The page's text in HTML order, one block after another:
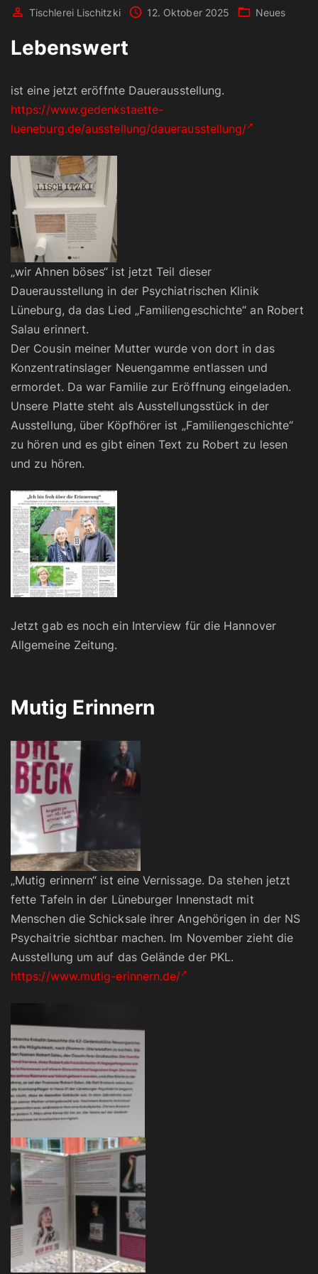
Tischlerei Lischitzki 12. Oktober 2025 Neues
Lebenswert
ist eine jetzt eröffnte Dauerausstellung.
https://www.gedenkstaette-
lueneburg.de/ausstellung/dauerausstellung/
„wir Ahnen böses“ ist jetzt Teil dieser
Dauerausstellung in der Psychiatrischen Klinik
Lüneburg, da das Lied „Familiengeschichte“ an Robert
Salau erinnert.
Der Cousin meiner Mutter wurde von dort in das
Konzentratinslager Neuengamme entlassen und
ermordet. Da war Familie zur Eröffnung eingeladen.
Unsere Platte steht als Ausstellungsstück in der
Ausstellung, über Köpfhörer ist „Familiengeschichte“
zu hören und es gibt einen Text zu Robert zu lesen
und zu hören.
Jetzt gab es noch ein Interview für die Hannover
Allgemeine Zeitung.
Mutig Erinnern
„Mutig erinnern“ ist eine Vernissage. Da stehen jetzt
fette Tafeln in der Lüneburger Innenstadt mit
Menschen die Schicksale ihrer Angehörigen in der NS
Psychaitrie sichtbar machen. Im November zieht die
Ausstellung um auf das Gelände der PKL.
https://www.mutig-erinnern.de/